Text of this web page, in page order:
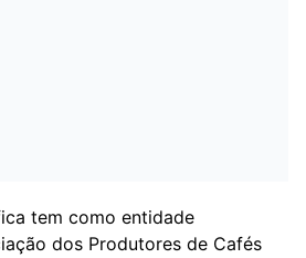
tem como entidade
dos Produtores de Cafés